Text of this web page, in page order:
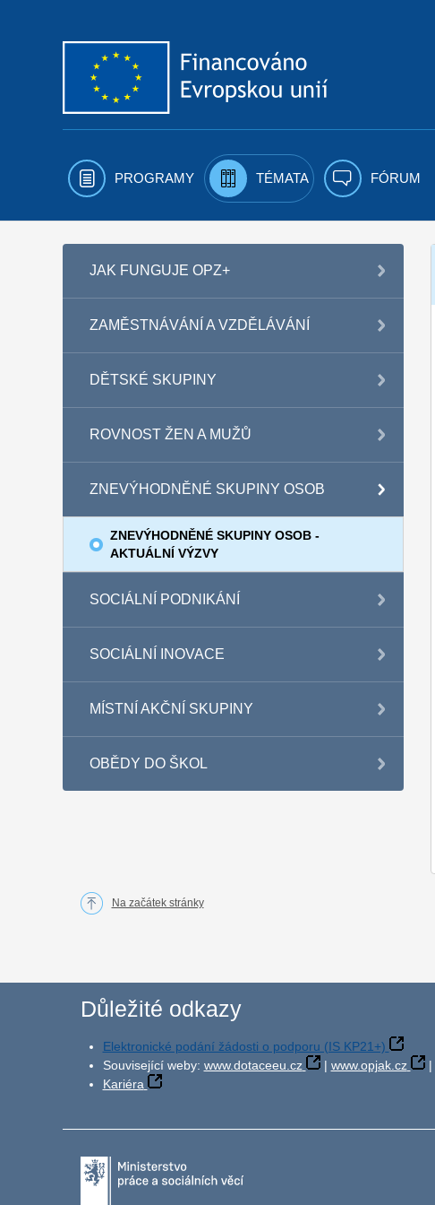
PROGRAMY TÉMATA FÓRUM
JAK FUNGUJE OPZ+
ZAMĚSTNÁVÁNÍ A VZDĚLÁVÁNÍ
DĚTSKÉ SKUPINY
ROVNOST ŽEN A MUŽŮ
ZNEVÝHODNĚNÉ SKUPINY OSOB
ZNEVÝHODNĚNÉ SKUPINY OSOB -
AKTUÁLNÍ VÝZVY
SOCIÁLNÍ PODNIKÁNÍ
SOCIÁLNÍ INOVACE
MÍSTNÍ AKČNÍ SKUPINY
OBĚDY DO ŠKOL
Na začátek stránky
Důležité odkazy
Elektronické podání žádosti o podporu (IS KP21+)
Související weby: www.dotaceeu.cz | www.opjak.cz |
Kariéra